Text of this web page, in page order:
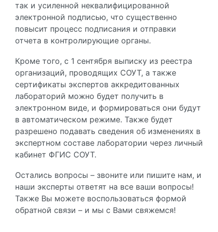
так и усиленной неквалифицированной
электронной подписью, что существенно
повысит процесс подписания и отправки
отчета в контролирующие органы.
Кроме того, с 1 сентября выписку из реестра
организаций, проводящих СОУТ, а также
сертификаты экспертов аккредитованных
лабораторий можно будет получить в
электронном виде, и формироваться они будут
в автоматическом режиме. Также будет
разрешено подавать сведения об изменениях в
экспертном составе лаборатории через личный
кабинет ФГИС СОУТ.
Остались вопросы – звоните или пишите нам, и
наши эксперты ответят на все ваши вопросы!
Также Вы можете воспользоваться формой
обратной связи – и мы с Вами свяжемся!